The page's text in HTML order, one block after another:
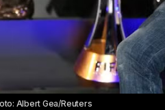
Albert Gea/Reuters